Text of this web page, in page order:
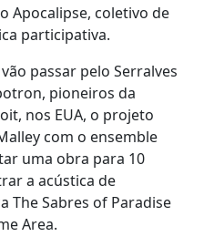
Apocalipse, coletivo de
participativa.
passar pelo Serralves
pioneiros da
nos EUA, o projeto
com o ensemble
uma obra para 10
a acústica de
The Sabres of Paradise
Area.